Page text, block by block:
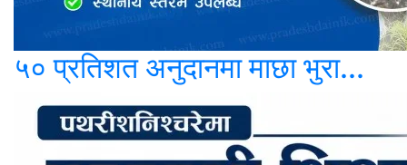
५० प्रतिशत अनुदानमा माछा भुरा...